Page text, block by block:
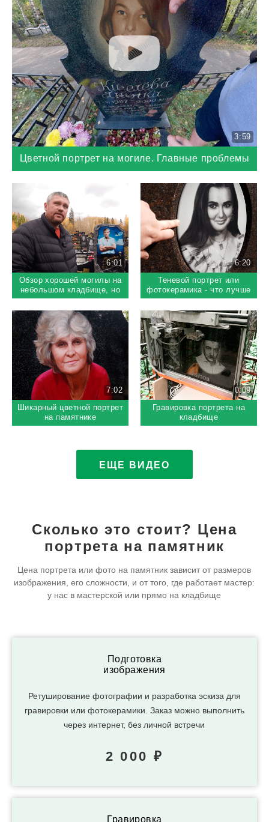
3:59
Цветной портрет на могиле. Главные проблемы
6:01
Обзор хорошей могилы на
небольшом кладбище, но
есть одно НО
6:20
Теневой портрет или
фотокерамика - что лучше
выбрать на памятник
7:02
Шикарный цветной портрет
на памятнике
0:09
Гравировка портрета на
кладбище
ЕЩЕ ВИДЕО
Сколько это стоит? Цена
портрета на памятник
Цена портрета или фото на памятник зависит от размеров
изображения, его сложности, и от того, где работает мастер:
у нас в мастерской или прямо на кладбище
Подготовка
изображения
Ретуширование фотографии и разработка эскиза для
гравировки или фотокерамики. Заказ можно выполнить
через интернет, без личной встречи
2 000 ₽
Гравировка